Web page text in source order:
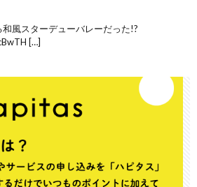
和風スターデューバレーだった!?
[…]